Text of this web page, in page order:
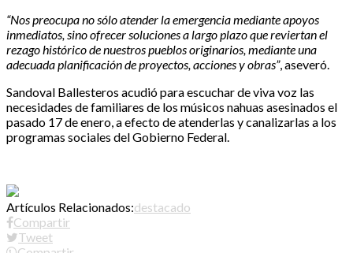
“Nos preocupa no sólo atender la emergencia mediante apoyos
inmediatos, sino ofrecer soluciones a largo plazo que reviertan el
rezago histórico de nuestros pueblos originarios, mediante una
adecuada planificación de proyectos, acciones y obras”, aseveró.
Sandoval Ballesteros acudió para escuchar de viva voz las
necesidades de familiares de los músicos nahuas asesinados el
pasado 17 de enero, a efecto de atenderlas y canalizarlas a los
programas sociales del Gobierno Federal.
Artículos Relacionados:destacado
Compartir
Tweet